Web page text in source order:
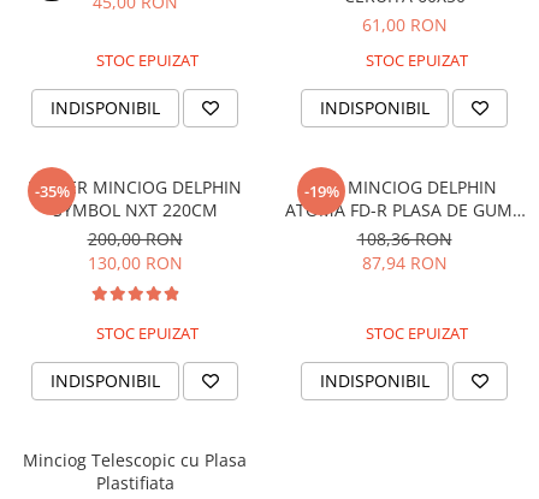
STOC EPUIZAT
INDISPONIBIL
61,00 RON
STOC EPUIZAT
INDISPONIBIL
-35%
MANER MINCIOG DELPHIN
SYMBOL NXT 220CM
200,00 RON
130,00 RON
STOC EPUIZAT
INDISPONIBIL
-19%
CAP MINCIOG DELPHIN
ATOMA FD-R PLASA DE GUMA
60x50CM
108,36 RON
87,94 RON
STOC EPUIZAT
INDISPONIBIL
Minciog Telescopic cu Plasa
Plastifiata